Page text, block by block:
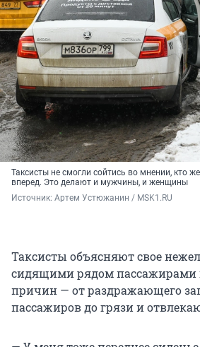
Таксисты не смогли сойтись во мнении, кто
вперед. Это делают и мужчины, и женщины
Источник: Артем Устюжанин / MSK1.RU
Таксисты объясняют свое
сидящими рядом
причин — от раздражающего
пассажиров до грязи и